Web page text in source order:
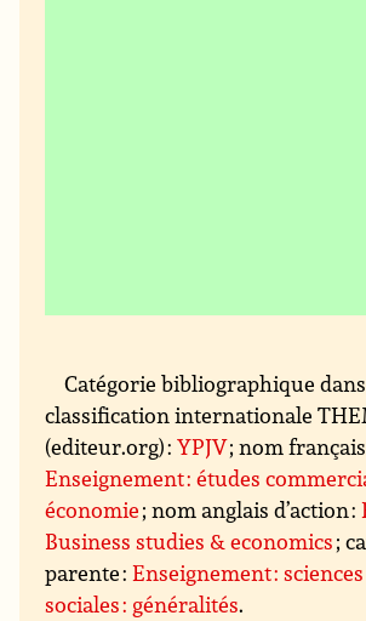
Catégorie bibliographique
classification internationale
(editeur.org) :YPJV; nom français
Enseignement : études
économie; nom anglais d’action :
Business studies & economics;
parente :Enseignement :
sociales : généralités.